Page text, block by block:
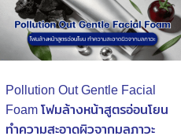
Pollution Out Gentle Facial
Foam โฟมล้างหน้าสูตรอ่อนโยน
ทำความสะอาดผิวจากมลภาวะ